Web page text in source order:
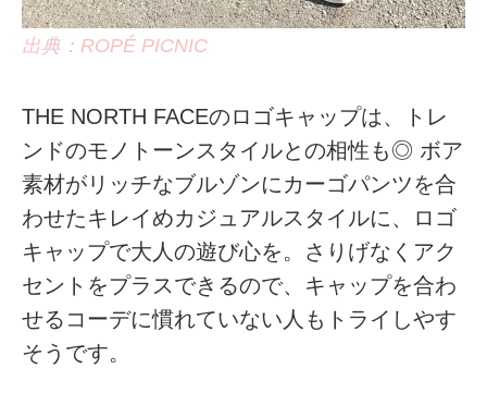
出典：ROPÉ PICNIC
THE NORTH FACEのロゴキャップは、トレ
ンドのモノトーンスタイルとの相性も◎ ボア
素材がリッチなブルゾンにカーゴパンツを合
わせたキレイめカジュアルスタイルに、ロゴ
キャップで大人の遊び心を。さりげなくアク
セントをプラスできるので、キャップを合わ
せるコーデに慣れていない人もトライしやす
そうです。